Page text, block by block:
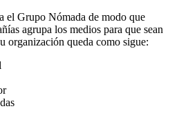
el Grupo Nómada de modo que
agrupa los medios para que sean
organización queda como sigue: